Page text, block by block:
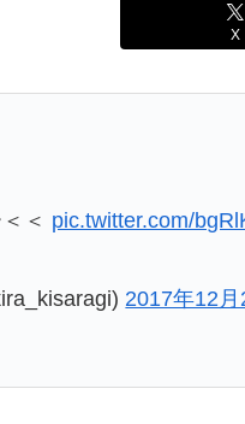
X
＜ pic.twitter.com/
2017年12月